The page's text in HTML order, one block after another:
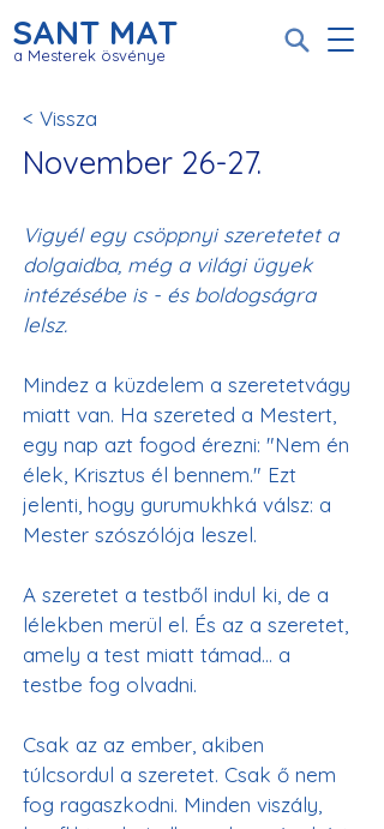
SANT MAT
a Mesterek ösvénye
< Vissza
November 26-27.
Vigyél egy csöppnyi szeretetet a
dolgaidba, még a világi ügyek
intézésébe is - és boldogságra
lelsz.
Mindez a küzdelem a szeretetvágy
miatt van. Ha szereted a Mestert,
egy nap azt fogod érezni: "Nem én
élek, Krisztus él bennem." Ezt
jelenti, hogy gurumukhká válsz: a
Mester szószólója leszel.
A szeretet a testből indul ki, de a
lélekben merül el. És az a szeretet,
amely a test miatt támad... a
testbe fog olvadni.
Csak az az ember, akiben
túlcsordul a szeretet. Csak ő nem
fog ragaszkodni. Minden viszály,